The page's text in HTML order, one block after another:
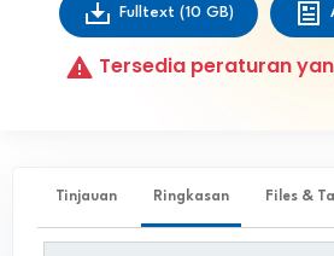
Fulltext (10 GB)
Tersedia peraturan
Tinjauan Ringkasan Files &